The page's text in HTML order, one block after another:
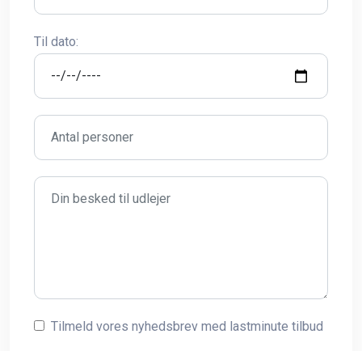
Til dato:
Tilmeld vores nyhedsbrev med lastminute tilbud